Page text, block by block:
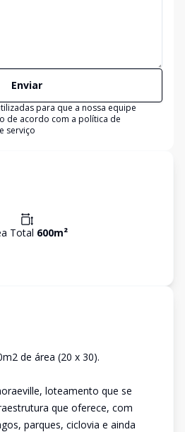
Enviar
para que a nossa equipe
de acordo com a política de
serviço
Total 600m²
de área (20 x 30).
loteamento que se
que oferece, com
parques, ciclovia e ainda